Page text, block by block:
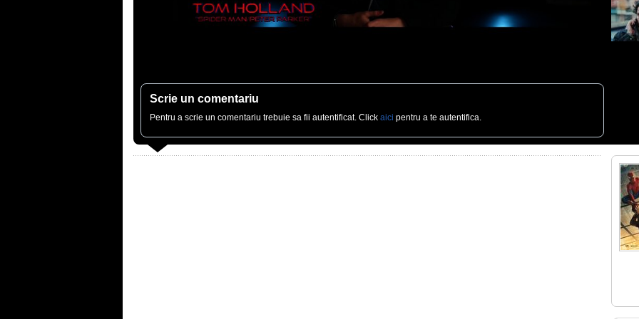
Scrie un comentariu
Pentru a scrie un comentariu trebuie sa fii autentificat. Click aici pentru a te autentifica.